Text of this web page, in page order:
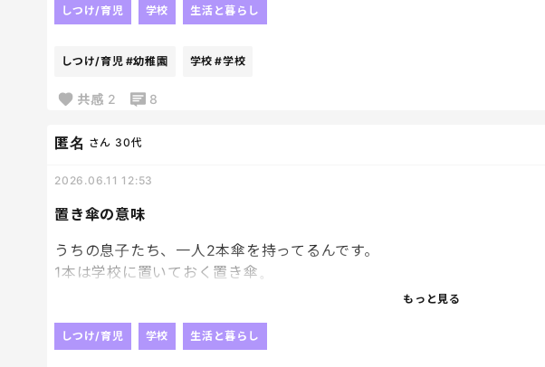
梅雨だから雨で中止。
やっと梅雨明けしたと思ったら、
しつけ/育児 学校 生活と暮らし
しつけ/育児 #幼稚園 学校 #学校
共感 2 8
置き傘の意味
匿名 さん 30代
2026.06.11 12:53
うちの息子たち、一人2本傘を持ってるんです。
1本は学校に置いておく置き傘。
もっと見る
しつけ/育児 学校 生活と暮らし